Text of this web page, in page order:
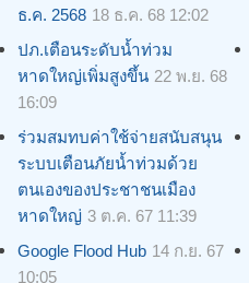
ธ.ค. 2568 18 ธ.ค. 68 12:02
ปภ.เตือนระดับน้ำท่วม
หาดใหญ่เพิ่มสูงขึ้น 22 พ.ย. 68
16:09
ร่วมสมทบค่าใช้จ่ายสนับสนุน
ระบบเตือนภัยน้ำท่วมด้วย
ตนเองของประชาชนเมือง
หาดใหญ่ 3 ต.ค. 67 11:39
Google Flood Hub 14 ก.ย. 67
10:05